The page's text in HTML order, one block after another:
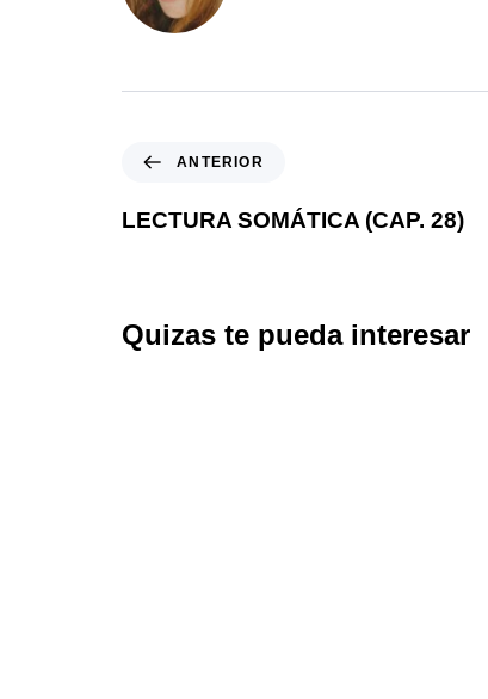
ANTERIOR
LECTURA SOMÁTICA (CAP. 28)
Quizas te pueda interesar